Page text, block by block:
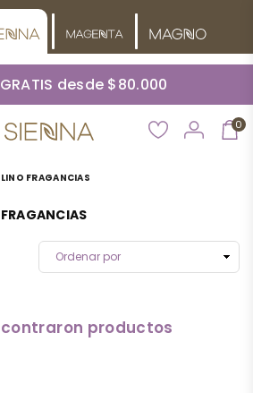
desde $80.000
0
FRAGANCIAS
productos